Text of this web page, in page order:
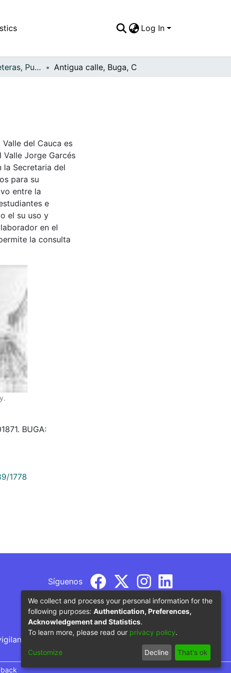
Log In
APFFVC - Carreteras, Puentes - Patrimonial Antigua calle, Buga, C
del Cauca es
Jorge Garcés
Secretaria del
para su
entre la
e
el su uso y
en el
la consulta
BUGA:
1778
Síguenos
por parte del Ministerio de Educación
We collect and process your personal information for the
following purposes: Authentication, Preferences,
Acknowledgement and Statistics.
To learn more, please read our privacy policy.
Customize Decline That's ok